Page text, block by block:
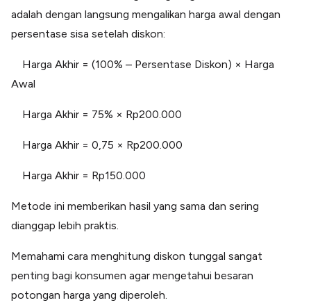
adalah dengan langsung mengalikan harga awal dengan
persentase sisa setelah diskon:
Harga Akhir = (100% – Persentase Diskon) × Harga
Awal
Harga Akhir = 75% × Rp200.000
Harga Akhir = 0,75 × Rp200.000
Harga Akhir = Rp150.000
Metode ini memberikan hasil yang sama dan sering
dianggap lebih praktis.
Memahami cara menghitung diskon tunggal sangat
penting bagi konsumen agar mengetahui besaran
potongan harga yang diperoleh.